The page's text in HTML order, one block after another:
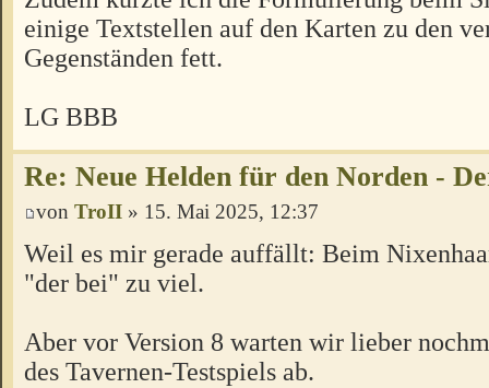
einige Textstellen auf den Karten zu den
Gegenständen fett.
LG BBB
Re: Neue Helden für den Norden -
von TroII » 15. Mai 2025, 12:37
Weil es mir gerade auffällt: Beim
"der bei" zu viel.
Aber vor Version 8 warten wir lieber
des Tavernen-Testspiels ab.